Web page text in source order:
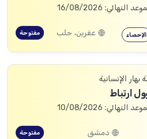
النهائي: 16/08/2026
الإحصاء عفرين، حلب مفتوحة
بهار الإنسانية
ارتباط
النهائي: 10/08/2026
دمشق مفتوحة